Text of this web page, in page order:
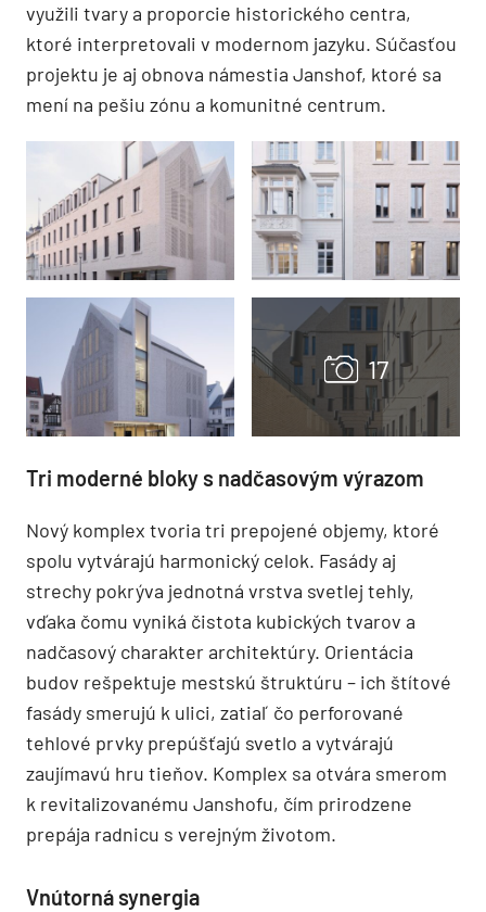
využili tvary a proporcie historického centra,
ktoré interpretovali v modernom jazyku. Súčasťou
projektu je aj obnova námestia Janshof, ktoré sa
mení na pešiu zónu a komunitné centrum.
Tri moderné bloky s nadčasovým výrazom
Nový komplex tvoria tri prepojené objemy, ktoré
spolu vytvárajú harmonický celok. Fasády aj
strechy pokrýva jednotná vrstva svetlej tehly,
vďaka čomu vyniká čistota kubických tvarov a
nadčasový charakter architektúry. Orientácia
budov rešpektuje mestskú štruktúru – ich štítové
fasády smerujú k ulici, zatiaľ čo perforované
tehlové prvky prepúšťajú svetlo a vytvárajú
zaujímavú hru tieňov. Komplex sa otvára smerom
k revitalizovanému Janshofu, čím prirodzene
prepája radnicu s verejným životom.
Vnútorná synergia